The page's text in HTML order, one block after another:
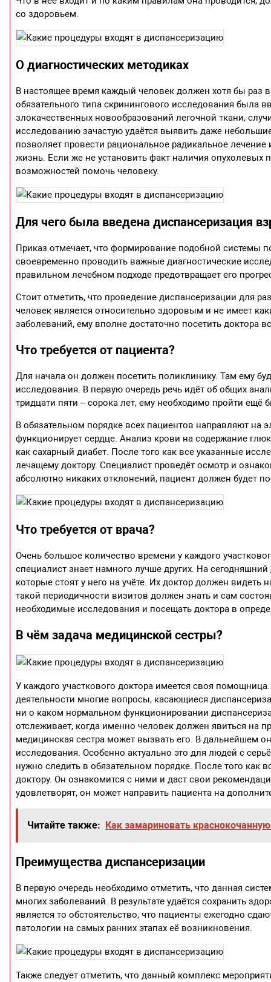
со здоровьем.
О диагностических методиках
В настоящее время каждый человек должен хотя бы раз
обязательного типа скринингового исследования была
злокачественных новообразований легочной ткани,
исследованию зачастую удаётся выявить даже
позволяет провести рациональное радикальное
жизнь. Если же не установить факт наличия опухолевых
возможностей помочь человеку.
Для чего была введена диспансеризация
Приказ отмечает, что формирование подобной системы
своевременно проводить важные диагностические
правильном лечебном подходе предотвращает его
Стоит отметить, что проведение диспансеризации для
человек является относительно здоровым и не имеет
заболеваний, ему вполне достаточно посетить доктора
Что требуется от пациента?
Для начала он должен посетить поликлинику. Там ему
исследования. В первую очередь речь идёт об общих
тридцати пяти – сорока лет, ему необходимо пройти ещё
В обязательном порядке всех пациентов направляют на
функционирует сердце. Анализ крови на содержание
как сахарный диабет. После того как все указанные
лечащему доктору. Специалист проведёт осмотр и
абсолютно никаких отклонений, пациент должен будет
Что требуется от врача?
Очень большое количество времени у каждого
специалист знает намного лучше других. На
которые стоят у него на учёте. Их доктор должен
такой периодичности визитов должен знать и сам
необходимые исследования и посещать доктора в
В чём задача медицинской сестры?
У каждого участкового доктора имеется своя
деятельности многие вопросы, касающиеся
ни о каком нормальном функционировании
отслеживает, когда именно человек должен явиться на
медицинская сестра может вызвать его. В дальнейшем
исследования. Особенно актуально это для людей с
нужно следить в обязательном порядке. После того как
доктору. Он ознакомится с ними и даст свои
удовлетворят, он может направить пациента на
Читайте также: Как замариновать
Преимущества диспансеризации
В первую очередь необходимо отметить, что данная
многих заболеваний. В результате удаётся сохранить
является то обстоятельство, что пациенты ежегодно
патологии на самых ранних этапах её возникновения.
Также следует отметить, что данный комплекс